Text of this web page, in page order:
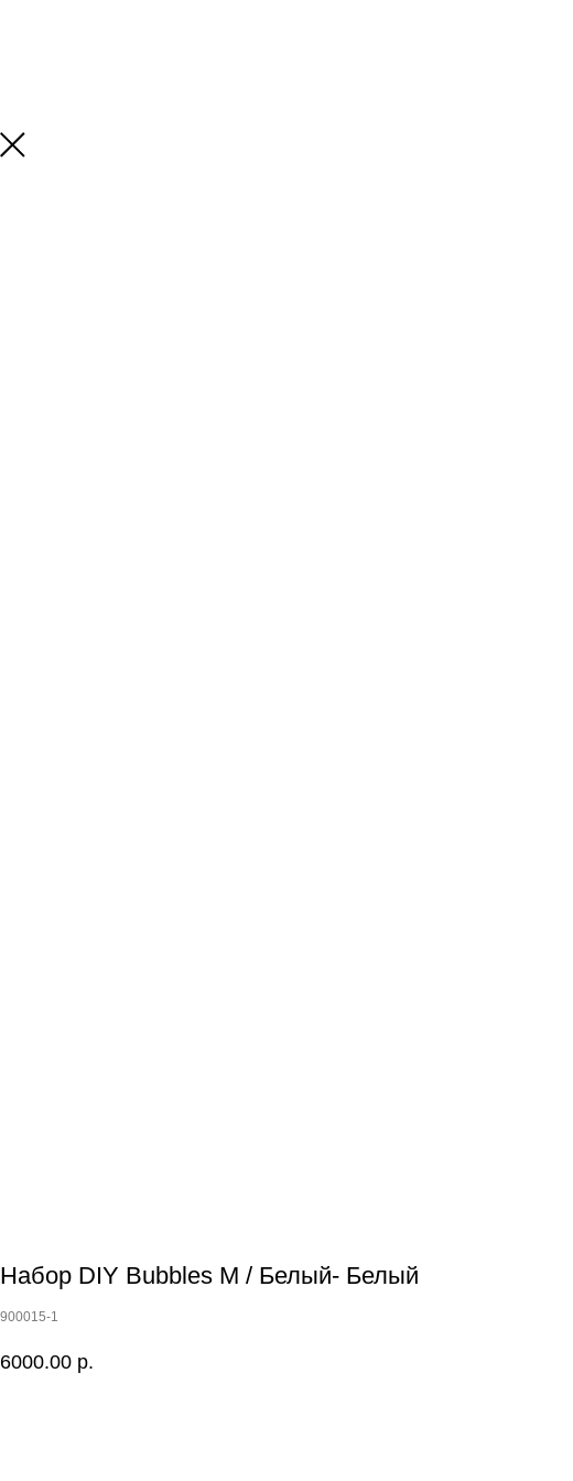
Набор DIY Bubbles M / Белый- Белый
900015-1
6000.00 р.